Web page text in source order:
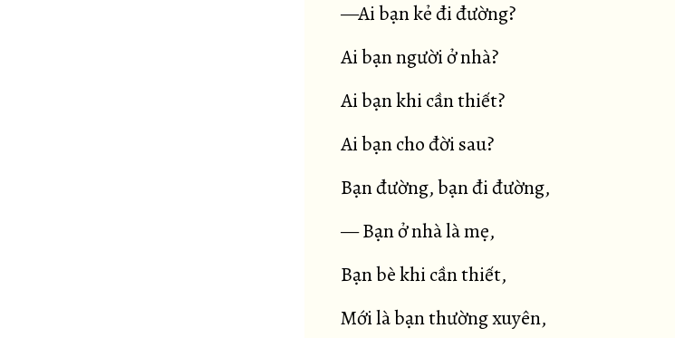
—Ai bạn kẻ đi đường?
Ai bạn người ở nhà?
Ai bạn khi cần thiết?
Ai bạn cho đời sau?
Bạn đường, bạn đi đường,
— Bạn ở nhà là mẹ,
Bạn bè khi cần thiết,
Mới là bạn thường xuyên,